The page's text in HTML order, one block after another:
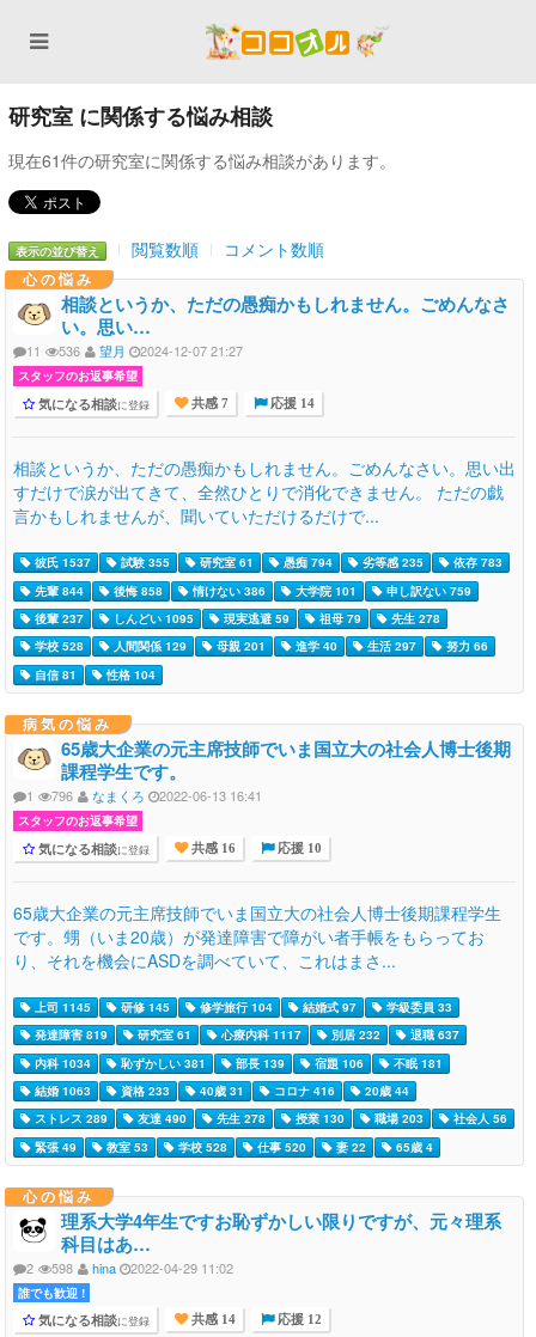
研究室 に関係する悩み相談
現在61件の研究室に関係する悩み相談があります。
表示の並び替え 閲覧数順 コメント数順
心の悩み
相談というか、ただの愚痴かもしれません。ごめんなさ
い。思い…
11 536 望月 2024-12-07 21:27
スタッフのお返事希望
気になる相談に登録 共感 7 応援 14
相談というか、ただの愚痴かもしれません。ごめんなさい。思い出
すだけで涙が出てきて、全然ひとりで消化できません。 ただの戯
言かもしれませんが、聞いていただけるだけで...
彼氏 1537 試験 355 研究室 61 愚痴 794 劣等感 235
依存 783
先輩 844
後悔 858 情けない 386 大学院 101
申し訳ない 759
後輩 237
しんどい 1095 現実逃避 59 祖母 79
先生 278
学校 528
人間関係 129 母親 201 進学 40 生活 297
努力 66
自信 81
性格 104
病気の悩み
65歳大企業の元主席技師でいま国立大の社会人博士後期
課程学生です。
1 796 なまくろ 2022-06-13 16:41
スタッフのお返事希望
気になる相談に登録 共感 16 応援 10
65歳大企業の元主席技師でいま国立大の社会人博士後期課程学生
です。甥（いま20歳）が発達障害で障がい者手帳をもらってお
り、それを機会にASDを調べていて、これはまさ...
上司 1145 研修 145 修学旅行 104 結婚式 97
学級委員 33
発達障害 819
研究室 61 心療内科 1117 別居 232
退職 637
内科 1034
恥ずかしい 381 部長 139 宿題 106
不眠 181
結婚 1063
資格 233 40歳 31 コロナ 416
20歳 44
ストレス 289
友達 490 先生 278 授業 130 職場 203
社会人 56
緊張 49
教室 53 学校 528 仕事 520 妻 22 65歳 4
心の悩み
理系大学4年生ですお恥ずかしい限りですが、元々理系
科目はあ…
2 598 hina 2022-04-29 11:02
誰でも歓迎 !
気になる相談に登録 共感 14 応援 12